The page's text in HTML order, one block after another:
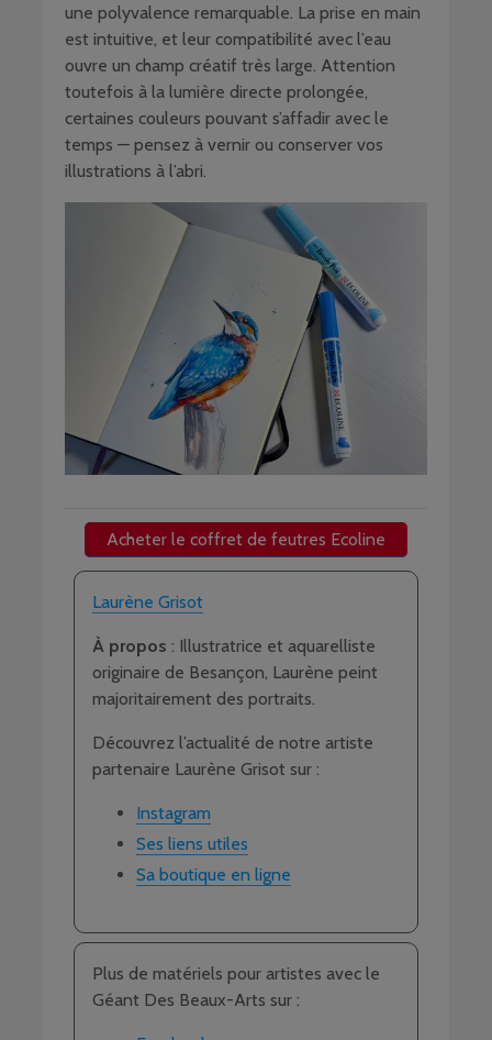
une polyvalence remarquable. La prise en main
est intuitive, et leur compatibilité avec l’eau
ouvre un champ créatif très large. Attention
toutefois à la lumière directe prolongée,
certaines couleurs pouvant s’affadir avec le
temps — pensez à vernir ou conserver vos
illustrations à l’abri.
Acheter le coffret de feutres Ecoline
Laurène Grisot
À propos : Illustratrice et aquarelliste
originaire de Besançon, Laurène peint
majoritairement des portraits.
Découvrez l’actualité de notre artiste
partenaire Laurène Grisot sur :
Instagram
Ses liens utiles
Sa boutique en ligne
Plus de matériels pour artistes avec le
Géant Des Beaux-Arts sur :